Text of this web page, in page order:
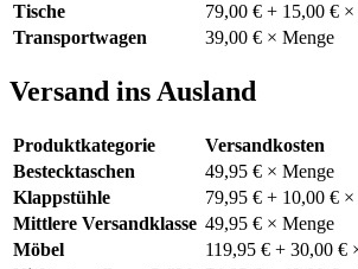
Tische
79,00 € + 15,00 €
Transportwagen
39,00 € × Menge
Versand ins Ausland
Produktkategorie
Versandkosten
Bestecktaschen
49,95 € × Menge
Klappstühle
79,95 € + 10,00 €
Mittlere Versandklasse 49,95 € × Menge
Möbel
119,95 € + 30,00 €